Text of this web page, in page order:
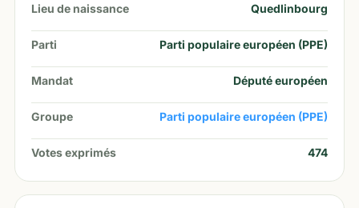
Lieu de naissance Quedlinbourg
Parti Parti populaire européen (PPE)
Mandat Député européen
Groupe Parti populaire européen (PPE)
Votes exprimés 474